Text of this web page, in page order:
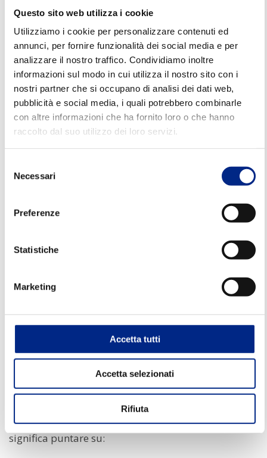
Questo sito web utilizza i cookie
Utilizziamo i cookie per personalizzare contenuti ed
annunci, per fornire funzionalità dei social media e per
analizzare il nostro traffico. Condividiamo inoltre
informazioni sul modo in cui utilizza il nostro sito con i
nostri partner che si occupano di analisi dei dati web,
pubblicità e social media, i quali potrebbero combinarle
con altre informazioni che ha fornito loro o che hanno
raccolto dal suo utilizzo dei loro servizi.
delNecessari
Preferenze
Statistiche
Marketing
Accetta tutti
Accetta selezionati
Rifiuta
temperaturetipiche delle stalle e per
disturbi elettromagnetici, nel rispetto delle
normative EMC.
Questo si traduce in: ambienti più salubri,
maggiore produttività, minore impatto sugli
animali.
Motori dedicati al settore
dell’aria, migliorando il comfort termico e
benessere animale
Questo motore con inverter garantisce un
funzionamento silenzioso e sicuro per l’animale,
permettendo di migliorarne il comfort e la salute.
Perché scegliere Carpanelli
Scegliere i motori Carpanelli per il settore zootecnico
significa puntare su: